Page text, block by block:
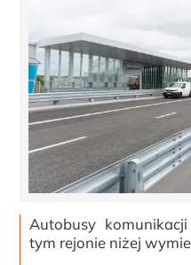
Autobusy
tym rejonie niżej